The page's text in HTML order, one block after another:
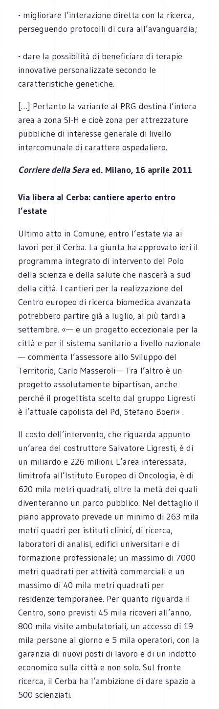
- migliorare l’interazione diretta con la ricerca,
perseguendo protocolli di cura all’avanguardia;
- dare la possibilità di beneficiare di terapie
innovative personalizzate secondo le
caratteristiche genetiche.
[…] Pertanto la variante al PRG destina l’intera
area a zona SI-H e cioè zona per attrezzature
pubbliche di interesse generale di livello
intercomunale di carattere ospedaliero.
Corriere della Seraed. Milano, 16 aprile 2011
Via libera al Cerba: cantiere aperto entro
l’estate
Ultimo atto in Comune, entro l’estate via ai
lavori per il Cerba. La giunta ha approvato ieri il
programma integrato di intervento del Polo
della scienza e della salute che nascerà a sud
della città. I cantieri per la realizzazione del
Centro europeo di ricerca biomedica avanzata
potrebbero partire già a luglio, al più tardi a
settembre. «— e un progetto eccezionale per la
città e per il sistema sanitario a livello nazionale
— commenta l’assessore allo Sviluppo del
Territorio, Carlo Masseroli— Tra l’altro è un
progetto assolutamente bipartisan, anche
perché il progettista scelto dal gruppo Ligresti
è l’attuale capolista del Pd, Stefano Boeri» .
Il costo dell’intervento, che riguarda appunto
un’area del costruttore Salvatore Ligresti, è di
un miliardo e 226 milioni. L’area interessata,
limitrofa all’Istituto Europeo di Oncologia, è di
620 mila metri quadrati, oltre la metà dei quali
diventeranno un parco pubblico. Nel dettaglio il
piano approvato prevede un minimo di 263 mila
metri quadri per istituti clinici, di ricerca,
laboratori di analisi, edifici universitari e di
formazione professionale; un massimo di 7000
metri quadrati per attività commerciali e un
massimo di 40 mila metri quadrati per
residenze temporanee. Per quanto riguarda il
Centro, sono previsti 45 mila ricoveri all’anno,
800 mila visite ambulatoriali, un accesso di 19
mila persone al giorno e 5 mila operatori, con la
garanzia di nuovi posti di lavoro e di un indotto
economico sulla città e non solo. Sul fronte
ricerca, il Cerba ha l’ambizione di dare spazio a
500 scienziati.